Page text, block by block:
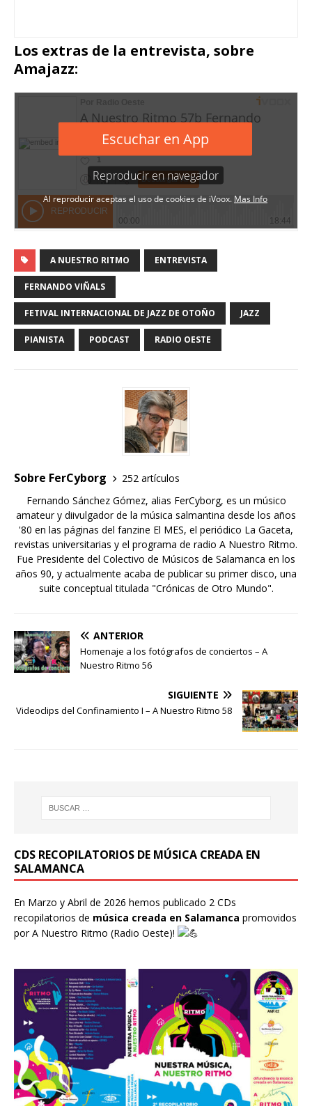
Los extras de la entrevista, sobre
Amajazz:
A NUESTRO RITMO ENTREVISTA
FERNANDO VIÑALS
FETIVAL INTERNACIONAL DE JAZZ DE OTOÑO JAZZ
PIANISTA PODCAST RADIO OESTE
Sobre FerCyborg
252 artículos
Fernando Sánchez Gómez, alias FerCyborg, es un músico
amateur y diivulgador de la música salmantina desde los años
'80 en las páginas del fanzine El MES, el periódico La Gaceta,
revistas universitarias y el programa de radio A Nuestro Ritmo.
Fue Presidente del Colectivo de Músicos de Salamanca en los
años 90, y actualmente acaba de publicar su primer disco, una
suite conceptual titulada "Crónicas de Otro Mundo".
ANTERIOR
Homenaje a los fotógrafos de conciertos – A
Nuestro Ritmo 56
SIGUIENTE
Videoclips del Confinamiento I – A Nuestro Ritmo 58
CDS RECOPILATORIOS DE MÚSICA CREADA EN
SALAMANCA
En Marzo y Abril de 2026 hemos publicado 2 CDs
recopilatorios de música creada en Salamanca promovidos
porA Nuestro Ritmo (Radio Oeste)!